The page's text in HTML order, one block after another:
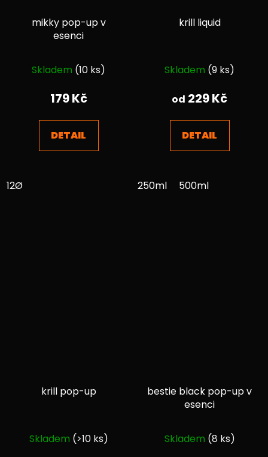
mikky pop-up v
esenci
hodnocení
produktu
5,0
z
Skladem (10 ks)
179 Kč
DETAIL
12Ø
krill liquid
hodnocení
produktu
5,0
z
Skladem (9 ks)
od 229 Kč
DETAIL
250ml 500ml
krill pop-up
hodnocení
Skladem (>10 ks)
bestie black pop-up v
esenci
hodnocení
Skladem (8 ks)